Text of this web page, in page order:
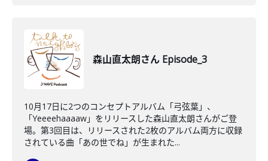
森山直太朗さん Episode_3
10月17日に2つのコンセプトアルバム「弓弦葉」、
「Yeeeehaaaaw」をリリースした森山直太朗さんがご登
場。第3回目は、リリースされた2枚のアルバム両方に収録
されている曲「あの世でね」が生まれた...